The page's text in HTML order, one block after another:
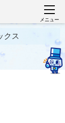
メニュー
クス